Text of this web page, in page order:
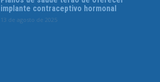
implante contraceptivo hormonal
13 de agosto de 2025